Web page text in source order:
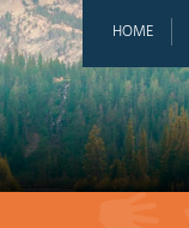
HOME